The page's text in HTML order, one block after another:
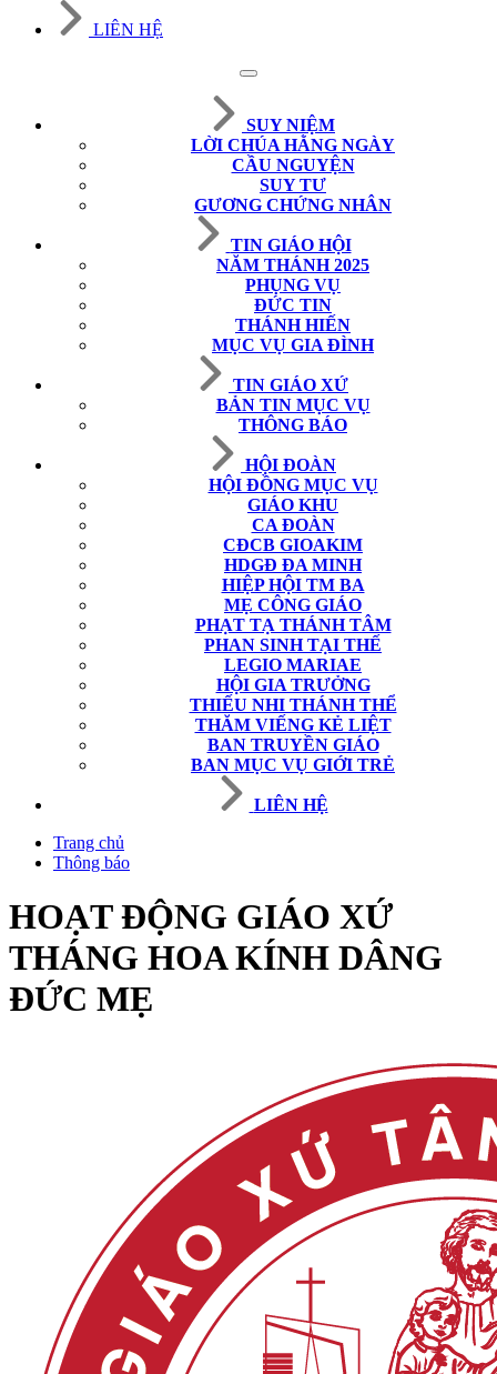
LIÊN HỆ
SUY NIỆM
LỜI CHÚA HẰNG NGÀY
CẦU NGUYỆN
SUY TƯ
GƯƠNG CHỨNG NHÂN
TIN GIÁO HỘI
NĂM THÁNH 2025
PHỤNG VỤ
ĐỨC TIN
THÁNH HIẾN
MỤC VỤ GIA ĐÌNH
TIN GIÁO XỨ
BẢN TIN MỤC VỤ
THÔNG BÁO
HỘI ĐOÀN
HỘI ĐỒNG MỤC VỤ
GIÁO KHU
CA ĐOÀN
CĐCB GIOAKIM
HDGĐ ĐA MINH
HIỆP HỘI TM BA
MẸ CÔNG GIÁO
PHẠT TẠ THÁNH TÂM
PHAN SINH TẠI THẾ
LEGIO MARIAE
HỘI GIA TRƯỞNG
THIẾU NHI THÁNH THỂ
THĂM VIẾNG KẺ LIỆT
BAN TRUYỀN GIÁO
BAN MỤC VỤ GIỚI TRẺ
LIÊN HỆ
Trang chủ
Thông báo
HOẠT ĐỘNG GIÁO XỨ
THÁNG HOA KÍNH DÂNG
ĐỨC MẸ